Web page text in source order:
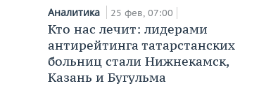
Аналитика 25 фев, 07:00
Кто нас лечит: лидерами
антирейтинга татарстанских
больниц стали Нижнекамск,
Казань и Бугульма